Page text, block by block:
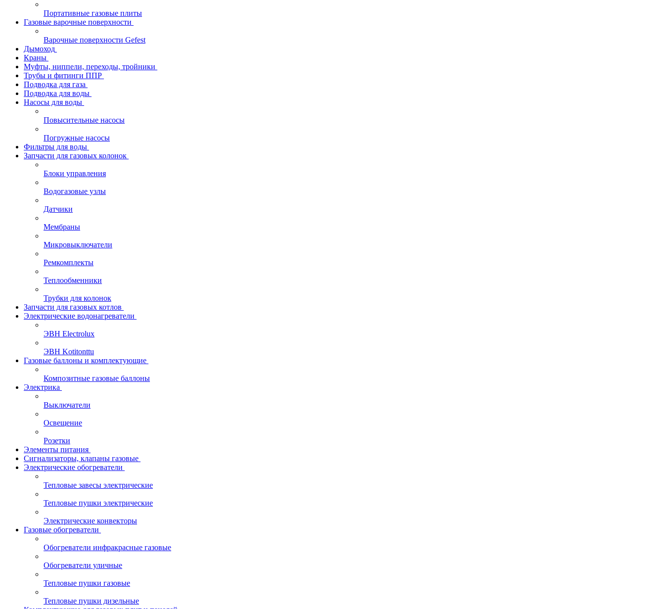
Портативные газовые плиты
Газовые варочные поверхности
Варочные поверхности Gefest
Дымоход
Краны
Муфты, ниппели, переходы, тройники
Трубы и фитинги ППР
Подводка для газа
Подводка для воды
Насосы для воды
Повысительные насосы
Погружные насосы
Фильтры для воды
Запчасти для газовых колонок
Блоки управления
Водогазовые узлы
Датчики
Мембраны
Микровыключатели
Ремкомплекты
Теплообменники
Трубки для колонок
Запчасти для газовых котлов
Электрические водонагреватели
ЭВН Electrolux
ЭВН Kotitonttu
Газовые баллоны и комплектующие
Композитные газовые баллоны
Электрика
Выключатели
Освещение
Розетки
Элементы питания
Сигнализаторы, клапаны газовые
Электрические обогреватели
Тепловые завесы электрические
Тепловые пушки электрические
Электрические конвекторы
Газовые обогреватели
Обогреватели инфракрасные газовые
Обогреватели уличные
Тепловые пушки газовые
Тепловые пушки дизельные